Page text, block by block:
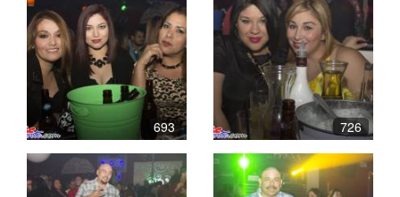
693 726